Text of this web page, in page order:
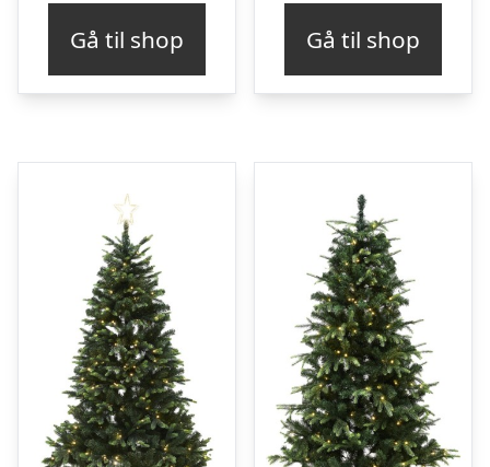
Gå til shop Gå til shop